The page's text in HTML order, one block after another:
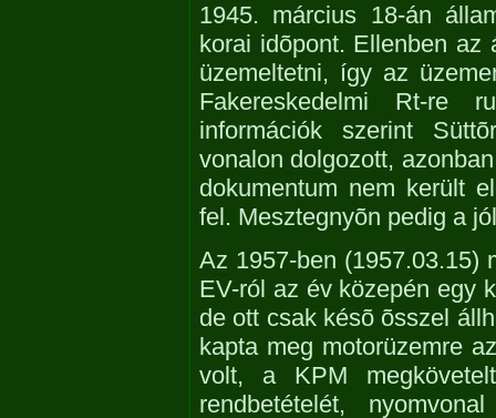
1945. március 18-án
korai idõpont. Ellenben az
üzemeltetni, így az
Fakereskedelmi Rt-re
információk szerint
vonalon dolgozott,
dokumentum nem került
fel. Mesztegnyõn pedig a
Az 1957-ben (1957.03.15)
EV-ról az év közepén egy
de ott csak késõ õsszel
kapta meg motorüzemre
volt, a KPM
rendbetételét,